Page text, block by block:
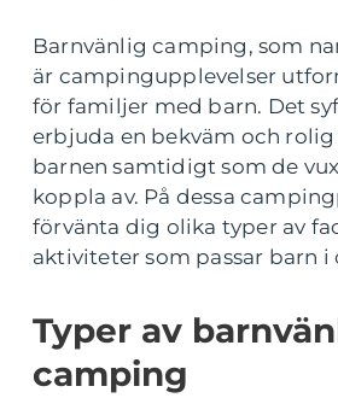
Barnvänlig camping, som
är campingupplevelser
för familjer med barn. Det
erbjuda en bekväm och
barnen samtidigt som de
koppla av. På dessa
förvänta dig olika typer av
aktiviteter som passar barn i
Typer av
camping